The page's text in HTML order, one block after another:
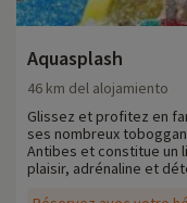
Aquasplash
46 km del alojamiento
Glissez et profitez en
ses nombreux
Antibes et constitue un
plaisir, adrénaline et